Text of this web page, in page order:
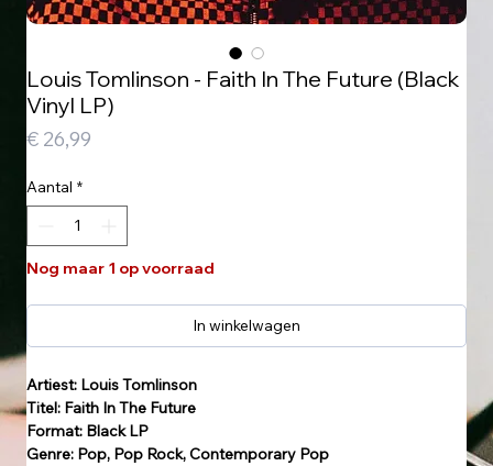
Louis Tomlinson - Faith In The Future (Black
Vinyl LP)
€ 26,99
Aantal *
Nog maar 1 op voorraad
In winkelwagen
Artiest: Louis Tomlinson
Titel: Faith In The Future
Format: Black LP
Genre: Pop, Pop Rock, Contemporary Pop